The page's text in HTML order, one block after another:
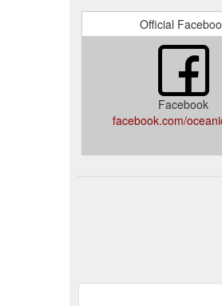
Official
Facebook
facebook.com/